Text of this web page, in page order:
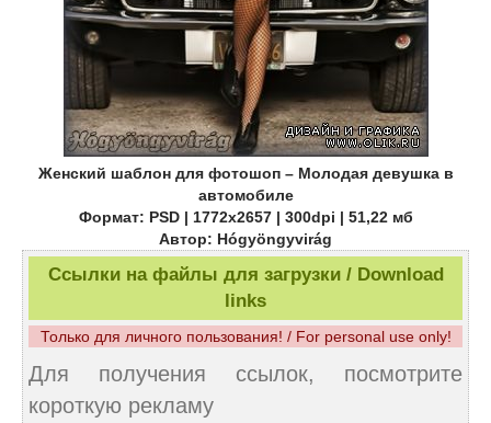
Женский шаблон для фотошоп – Молодая девушка в
автомобиле
Формат: PSD | 1772x2657 | 300dpi | 51,22 мб
Автор: Hógyöngyvirág
Ссылки на файлы для загрузки / Download
links
Только для личного пользования! / For personal use only!
Для получения ссылок, посмотрите
короткую рекламу